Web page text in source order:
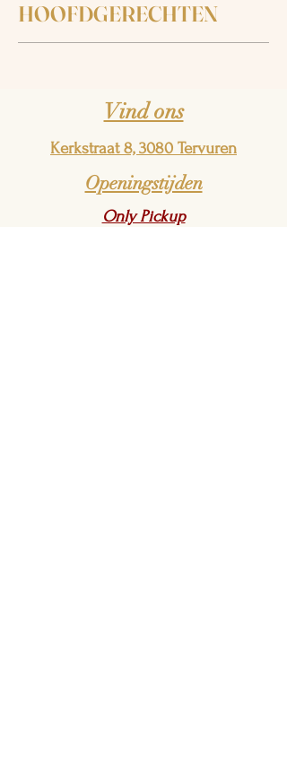
HOOFDGERECHTEN
Vind ons
Kerkstraat 8, 3080 Tervuren
Openingstijden
Only Pickup